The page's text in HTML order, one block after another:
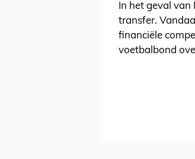
In het geval van
transfer.
financiële
voetbalbond